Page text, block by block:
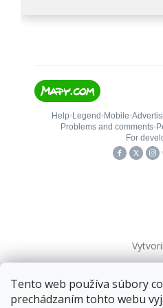
Tento web používa súbory
prechádzaním tohto webu
Copyright 2026kovanieplus